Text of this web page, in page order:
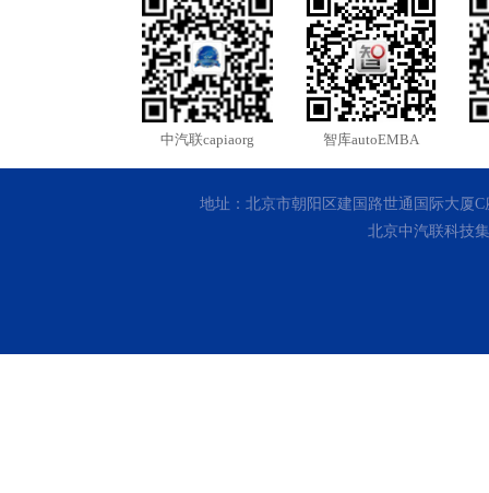
中汽联capiaorg 智库autoEMBA
地址：北京市朝阳区建国路世通国际大厦C
北京中汽联科技